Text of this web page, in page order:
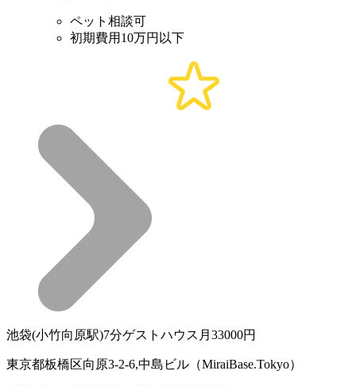
ペット相談可
初期費用10万円以下
池袋(小竹向原駅)7分ゲストハウス月33000円
東京都板橋区向原3-2-6,中島ビル（MiraiBase.Tokyo）